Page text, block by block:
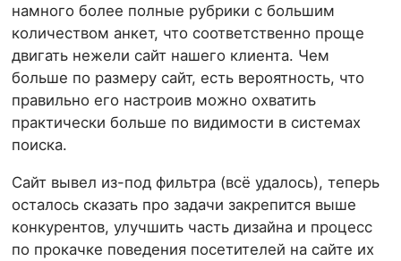
намного более полные рубрики с большим
количеством анкет, что соответственно проще
двигать нежели сайт нашего клиента. Чем
больше по размеру сайт, есть вероятность, что
правильно его настроив можно охватить
практически больше по видимости в системах
поиска.
Сайт вывел из-под фильтра (всё удалось), теперь
осталось сказать про задачи закрепится выше
конкурентов, улучшить часть дизайна и процесс
по прокачке поведения посетителей на сайте их